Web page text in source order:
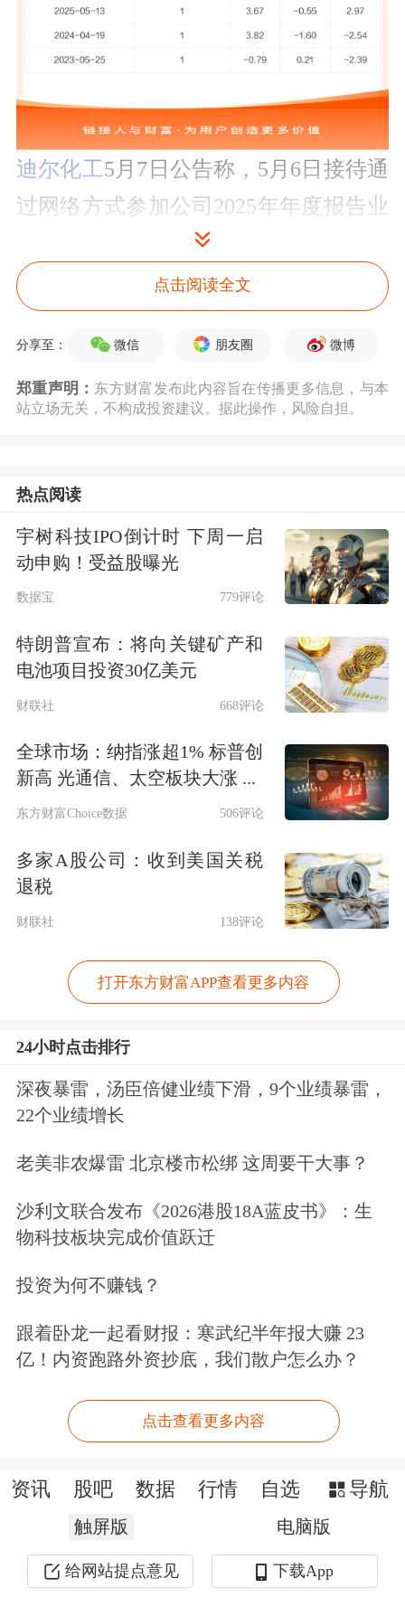
迪尔化工5月7日公告称， 5月6日 接待通
过网络方式参加公司2025年年度报告业
调研。
公司董事长 孙立辉,公司董事、总经理
高斌,公司副总经理、财务负责人、董
事会秘书 卢英华,保荐代表人 丁邵楠。
公司就以下问题进行了回复：问题1：
数涨幅18.4%，北证指数涨幅38.8%，除
么？公司在年报披露，到2030年我国光
热发电总装机规模力争达到1500万千
瓦，在达到该装机容量时，对熔盐的需
求量是多少？公司大力扩大熔盐产能，
未来发展是否具有可持续性？ 回复：...
点击查看PDF原文
免责声明：本文基于AI生产，仅供参
考，不构成任何投资建议，据此操作风
险自担。
发布此内容旨在传播
更多信息，与本平台立场无关。东方财
富力求但不保证数据的完全准确，如有
错漏请以中国证监会指定上市公司信息
披露媒体为准，东方财富不对因该资料
责任。用户个人对服务的使用承担风
要炒股，先开户。立即开户上车>>
文章来源：东方财富Choice数据
点击阅读全文
分享至： 微信 朋友圈 微博
郑重声明： 东方财富发布此内容旨在传播更多信息，与本
站立场无关，不构成投资建议。据此操作，风险自担。
热点阅读
宇树科技IPO倒计时 下周一启
动申购！受益股曝光
数据宝 779评论
特朗普宣布：将向关键矿产和
电池项目投资30亿美元
财联社 668评论
全球市场：纳指涨超1% 标普创
新高 光通信、太空板块大涨 ...
东方财富Choice数据 506评论
多家A股公司：收到美国关税
退税
财联社 138评论
打开东方财富APP查看更多内容
24小时点击排行
深夜暴雷，汤臣倍健业绩下滑，9个业绩暴雷，
22个业绩增长
老美非农爆雷 北京楼市松绑 这周要干大事？
沙利文联合发布《2026港股18A蓝皮书》：生
物科技板块完成价值跃迁
投资为何不赚钱？
跟着卧龙一起看财报：寒武纪半年报大赚 23
亿！内资跑路外资抄底，我们散户怎么办？
点击查看更多内容
资讯 股吧 数据 行情 自选 导航
触屏版 电脑版
给网站提点意见 下载App